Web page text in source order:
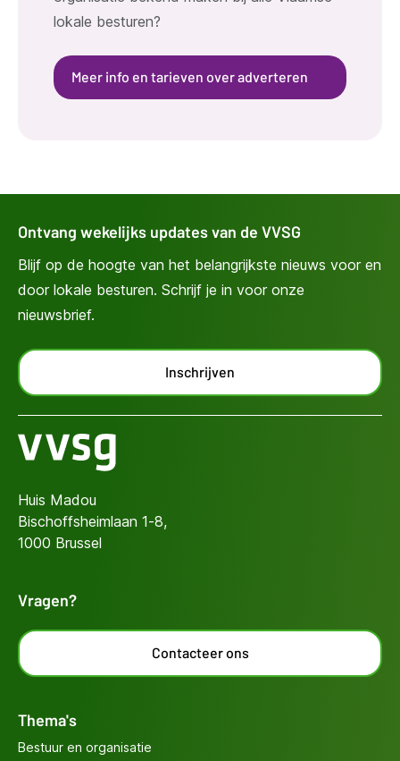
lokale besturen?
Meer info en tarieven over adverteren
Ontvang wekelijks updates van de VVSG
Blijf op de hoogte van het belangrijkste nieuws voor en
door lokale besturen. Schrijf je in voor onze
nieuwsbrief.
Inschrijven
Huis Madou
Bischoffsheimlaan 1-8,
1000 Brussel
Vragen?
Contacteer ons
Thema's
Bestuur en organisatie